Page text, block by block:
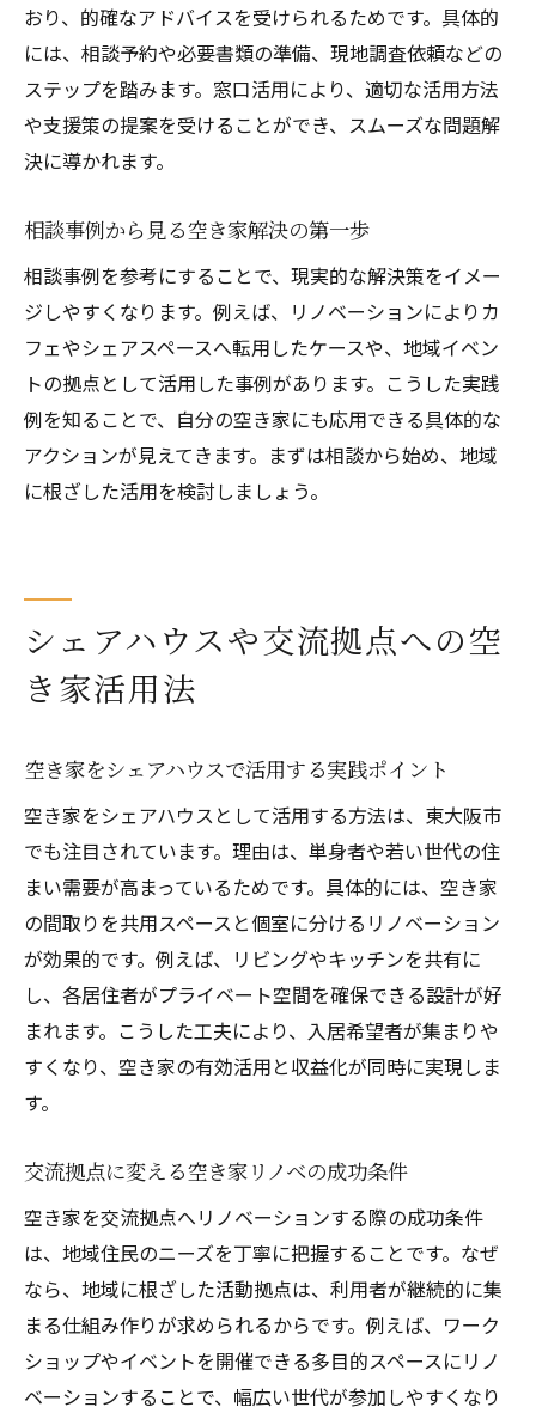
おり、的確なアドバイスを受けられるためです。具体的
には、相談予約や必要書類の準備、現地調査依頼などの
ステップを踏みます。窓口活用により、適切な活用方法
や支援策の提案を受けることができ、スムーズな問題解
決に導かれます。
相談事例から見る空き家解決の第一歩
相談事例を参考にすることで、現実的な解決策をイメー
ジしやすくなります。例えば、リノベーションによりカ
フェやシェアスペースへ転用したケースや、地域イベン
トの拠点として活用した事例があります。こうした実践
例を知ることで、自分の空き家にも応用できる具体的な
アクションが見えてきます。まずは相談から始め、地域
に根ざした活用を検討しましょう。
シェアハウスや交流拠点への空
き家活用法
空き家をシェアハウスで活用する実践ポイント
空き家をシェアハウスとして活用する方法は、東大阪市
でも注目されています。理由は、単身者や若い世代の住
まい需要が高まっているためです。具体的には、空き家
の間取りを共用スペースと個室に分けるリノベーション
が効果的です。例えば、リビングやキッチンを共有に
し、各居住者がプライベート空間を確保できる設計が好
まれます。こうした工夫により、入居希望者が集まりや
すくなり、空き家の有効活用と収益化が同時に実現しま
す。
交流拠点に変える空き家リノベの成功条件
空き家を交流拠点へリノベーションする際の成功条件
は、地域住民のニーズを丁寧に把握することです。なぜ
なら、地域に根ざした活動拠点は、利用者が継続的に集
まる仕組み作りが求められるからです。例えば、ワーク
ショップやイベントを開催できる多目的スペースにリノ
ベーションすることで、幅広い世代が参加しやすくなり